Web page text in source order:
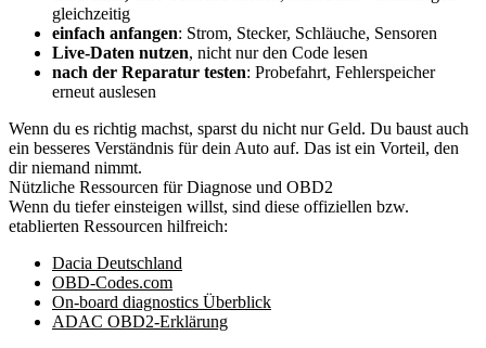
gleichzeitig
einfach anfangen: Strom, Stecker, Schläuche, Sensoren
Live-Daten nutzen, nicht nur den Code lesen
nach der Reparatur testen: Probefahrt, Fehlerspeicher
erneut auslesen
Wenn du es richtig machst, sparst du nicht nur Geld. Du baust auch
ein besseres Verständnis für dein Auto auf. Das ist ein Vorteil, den
dir niemand nimmt.
Nützliche Ressourcen für Diagnose und OBD2
Wenn du tiefer einsteigen willst, sind diese offiziellen bzw.
etablierten Ressourcen hilfreich:
Dacia Deutschland
OBD-Codes.com
On-board diagnostics Überblick
ADAC OBD2-Erklärung